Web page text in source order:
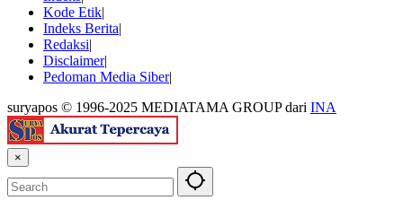
Kode Etik
Indeks Berita
Redaksi
Disclaimer
Pedoman Media Siber
suryapos © 1996-2025 MEDIATAMA GROUP dari INA
×